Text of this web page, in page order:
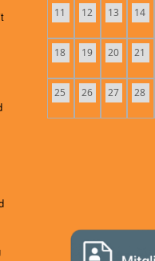
11 12 13 14
18 19 20 21
25 26 27 28